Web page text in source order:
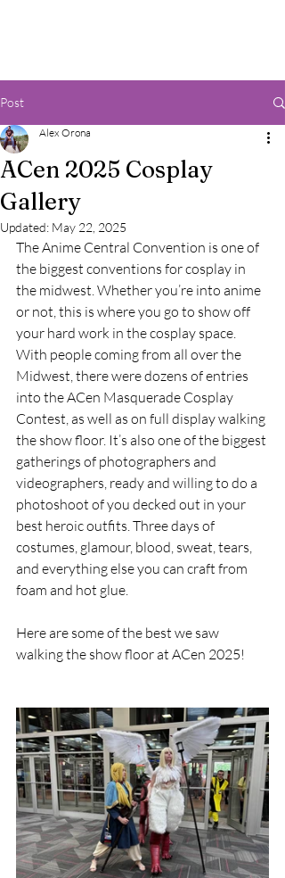
Post
ACen 2025 Cosplay
Gallery
Alex Orona
Updated: May 22, 2025
The Anime Central Convention is one of
the biggest conventions for cosplay in
the midwest. Whether you’re into anime
or not, this is where you go to show off
your hard work in the cosplay space.
With people coming from all over the
Midwest, there were dozens of entries
into the ACen Masquerade Cosplay
Contest, as well as on full display walking
the show floor. It’s also one of the biggest
gatherings of photographers and
videographers, ready and willing to do a
photoshoot of you decked out in your
best heroic outfits. Three days of
costumes, glamour, blood, sweat, tears,
and everything else you can craft from
foam and hot glue.
Here are some of the best we saw
walking the show floor at ACen 2025!